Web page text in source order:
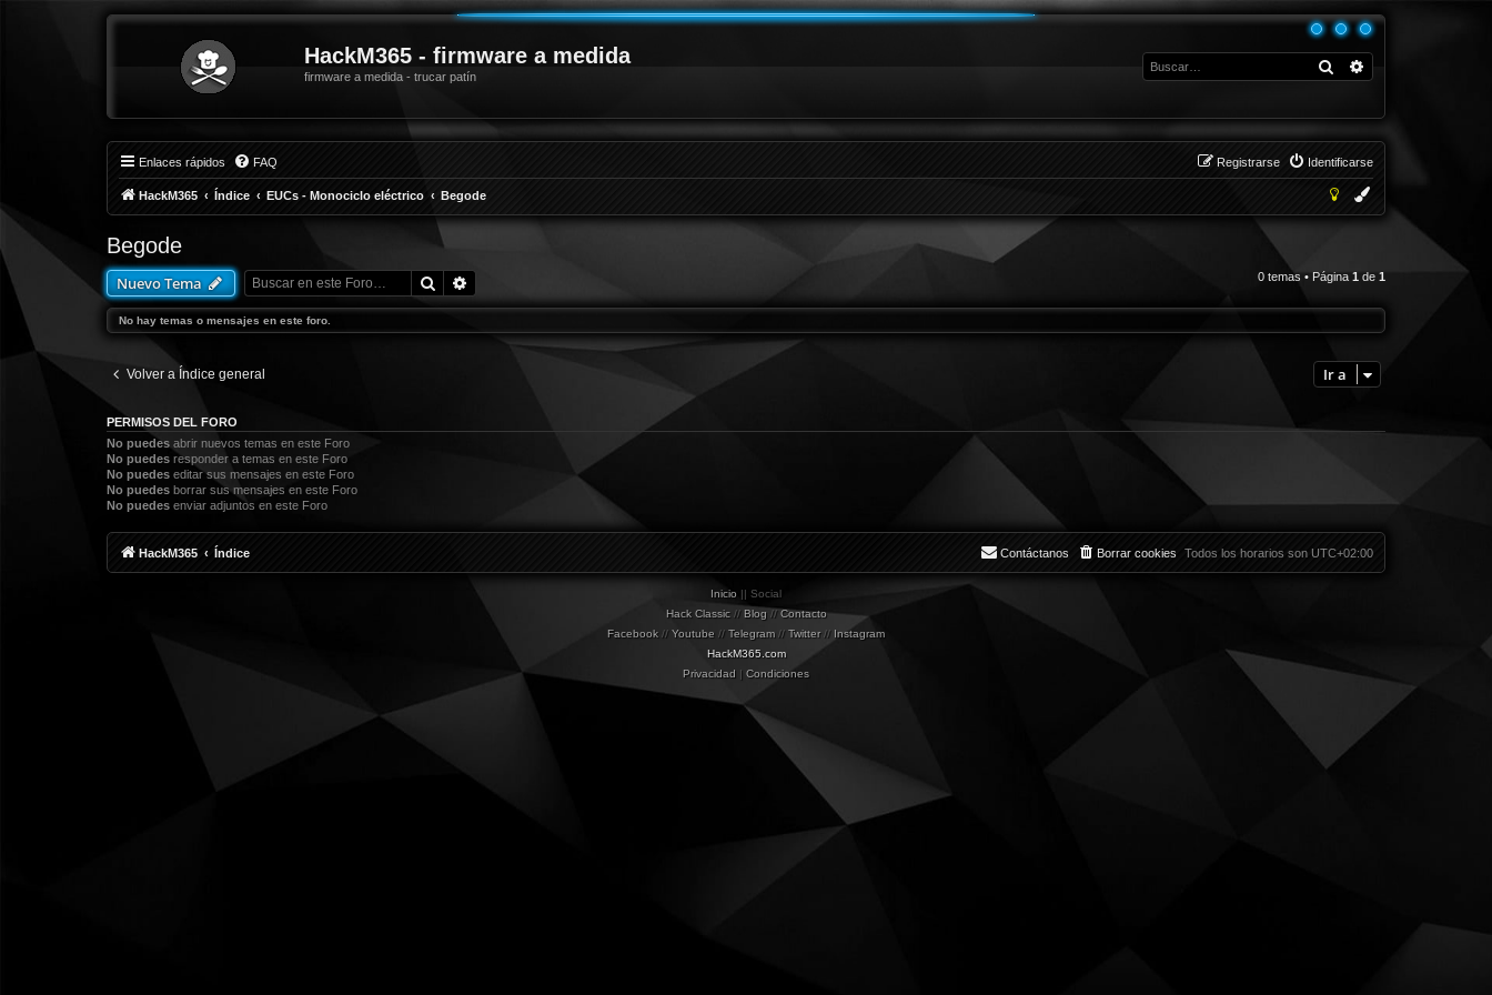
HackM365 - firmware a medida
firmware a medida - trucar patín
Buscar
Enlaces rápidos FAQ Identificarse
Registrarse
HackM365 Índice EUCs - Monociclo eléctrico Begode
Begode
Nuevo Tema Buscar 0 temas • Página 1 de 1
No hay temas o mensajes en este foro.
Volver a Índice general Ir a
PERMISOS DEL FORO
No puedes abrir nuevos temas en este Foro
No puedes responder a temas en este Foro
No puedes editar sus mensajes en este Foro
No puedes borrar sus mensajes en este Foro
No puedes enviar adjuntos en este Foro
HackM365 Índice Todos los horarios son UTC+02:00
Borrar cookies
Contáctanos
Inicio || Social
Hack Classic// Blog// Contacto
Facebook // Youtube // Telegram// Twitter// Instagram
HackM365.com
Privacidad | Condiciones